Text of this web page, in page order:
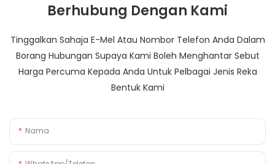
Berhubung Dengan Kami
Tinggalkan Sahaja E-Mel Atau Nombor Telefon Anda Dalam
Borang Hubungan Supaya Kami Boleh Menghantar Sebut
Harga Percuma Kepada Anda Untuk Pelbagai Jenis Reka
Bentuk Kami
Nama